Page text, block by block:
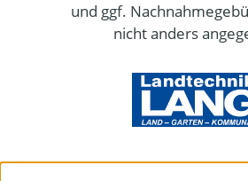
und ggf.
nicht anders